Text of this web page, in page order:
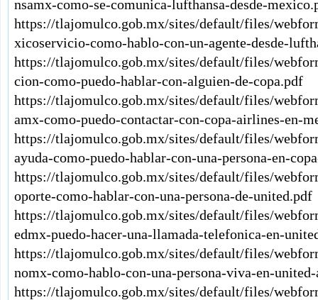
nsamx-como-se-comunica-lufthansa-desde-
https://tlajomulco.gob.mx/sites/default/files/
xicoservicio-como-hablo-con-un-agente-desde-
https://tlajomulco.gob.mx/sites/default/files/
cion-como-puedo-hablar-con-alguien-de-copa.pdf
https://tlajomulco.gob.mx/sites/default/files/
amx-como-puedo-contactar-con-copa-airlines-en-
https://tlajomulco.gob.mx/sites/default/files/
ayuda-como-puedo-hablar-con-una-persona-en-
https://tlajomulco.gob.mx/sites/default/files/
oporte-como-hablar-con-una-persona-de-united.pdf
https://tlajomulco.gob.mx/sites/default/files/
edmx-puedo-hacer-una-llamada-telefonica-en-
https://tlajomulco.gob.mx/sites/default/files/
nomx-como-hablo-con-una-persona-viva-en-
https://tlajomulco.gob.mx/sites/default/files/